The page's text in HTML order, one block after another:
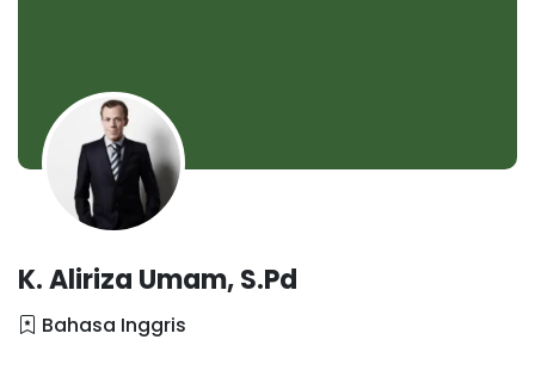
K. Aliriza Umam, S.Pd
Bahasa Inggris